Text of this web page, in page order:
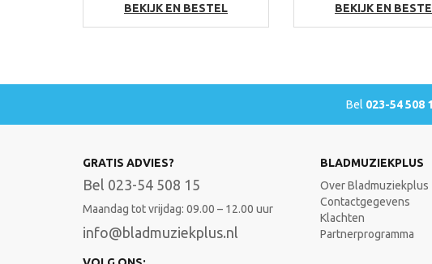
BEKIJK EN BESTEL BEKIJK EN
Bel 023-54 508
GRATIS ADVIES?
Bel 023-54 508 15
Maandag tot vrijdag: 09.00 – 12.00 uur
info@bladmuziekplus.nl
BLADMUZIEKPLUS
Over Bladmuziekplus
Contactgegevens
Klachten
Partnerprogramma